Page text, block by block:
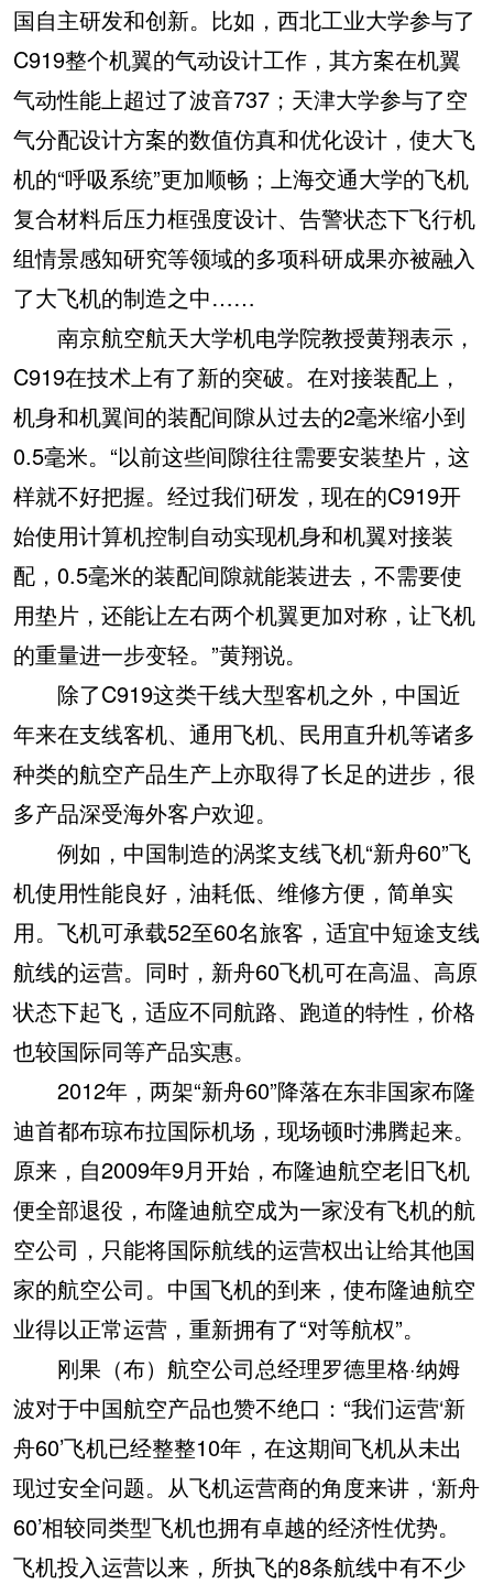
国自主研发和创新。比如，西北工业大学参与了
C919整个机翼的气动设计工作，其方案在机翼
气动性能上超过了波音737；天津大学参与了空
气分配设计方案的数值仿真和优化设计，使大飞
机的“呼吸系统”更加顺畅；上海交通大学的飞机
复合材料后压力框强度设计、告警状态下飞行机
组情景感知研究等领域的多项科研成果亦被融入
了大飞机的制造之中……
南京航空航天大学机电学院教授黄翔表示，
C919在技术上有了新的突破。在对接装配上，
机身和机翼间的装配间隙从过去的2毫米缩小到
0.5毫米。“以前这些间隙往往需要安装垫片，这
样就不好把握。经过我们研发，现在的C919开
始使用计算机控制自动实现机身和机翼对接装
配，0.5毫米的装配间隙就能装进去，不需要使
用垫片，还能让左右两个机翼更加对称，让飞机
的重量进一步变轻。”黄翔说。
除了C919这类干线大型客机之外，中国近
年来在支线客机、通用飞机、民用直升机等诸多
种类的航空产品生产上亦取得了长足的进步，很
多产品深受海外客户欢迎。
例如，中国制造的涡桨支线飞机“新舟60”飞
机使用性能良好，油耗低、维修方便，简单实
用。飞机可承载52至60名旅客，适宜中短途支线
航线的运营。同时，新舟60飞机可在高温、高原
状态下起飞，适应不同航路、跑道的特性，价格
也较国际同等产品实惠。
2012年，两架“新舟60”降落在东非国家布隆
迪首都布琼布拉国际机场，现场顿时沸腾起来。
原来，自2009年9月开始，布隆迪航空老旧飞机
便全部退役，布隆迪航空成为一家没有飞机的航
空公司，只能将国际航线的运营权出让给其他国
家的航空公司。中国飞机的到来，使布隆迪航空
业得以正常运营，重新拥有了“对等航权”。
刚果（布）航空公司总经理罗德里格·纳姆
波对于中国航空产品也赞不绝口：“我们运营‘新
舟60’飞机已经整整10年，在这期间飞机从未出
现过安全问题。从飞机运营商的角度来讲，‘新舟
60’相较同类型飞机也拥有卓越的经济性优势。
飞机投入运营以来，所执飞的8条航线中有不少